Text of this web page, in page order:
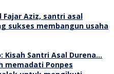
Kisah Santri Asal Durena…